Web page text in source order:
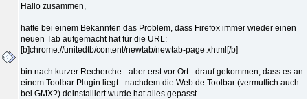
Hallo zusammen,
hatte bei einem Bekannten das Problem, dass Firefox immer wieder einen
neuen Tab aufgemacht hat für die URL:
[b]chrome://unitedtb/content/newtab/newtab-page.xhtml[/b]
bin nach kurzer Recherche - aber erst vor Ort - drauf gekommen, dass es an
einem Toolbar Plugin liegt - nachdem die Web.de Toolbar (vermutlich auch
bei GMX?) deinstalliert wurde hat alles gepasst.